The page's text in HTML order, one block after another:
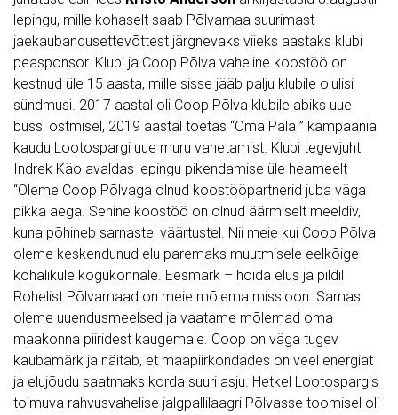
lepingu, mille kohaselt saab Põlvamaa suurimast
jaekaubandusettevõttest järgnevaks viieks aastaks klubi
peasponsor. Klubi ja Coop Põlva vaheline koostöö on
kestnud üle 15 aasta, mille sisse jääb palju klubile olulisi
sündmusi. 2017 aastal oli Coop Põlva klubile abiks uue
bussi ostmisel, 2019 aastal toetas “Oma Pala ” kampaania
kaudu Lootospargi uue muru vahetamist. Klubi tegevjuht
Indrek Käo avaldas lepingu pikendamise üle heameelt
“Oleme Coop Põlvaga olnud koostööpartnerid juba väga
pikka aega. Senine koostöö on olnud äärmiselt meeldiv,
kuna põhineb sarnastel väärtustel. Nii meie kui Coop Põlva
oleme keskendunud elu paremaks muutmisele eelkõige
kohalikule kogukonnale. Eesmärk – hoida elus ja pildil
Rohelist Põlvamaad on meie mõlema missioon. Samas
oleme uuendusmeelsed ja vaatame mõlemad oma
maakonna piiridest kaugemale. Coop on väga tugev
kaubamärk ja näitab, et maapiirkondades on veel energiat
ja elujõudu saatmaks korda suuri asju. Hetkel Lootospargis
toimuva rahvusvahelise jalgpallilaagri Põlvasse toomisel oli